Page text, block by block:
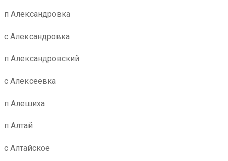
п Александровка
с Александровка
п Александровский
с Алексеевка
п Алешиха
п Алтай
с Алтайское